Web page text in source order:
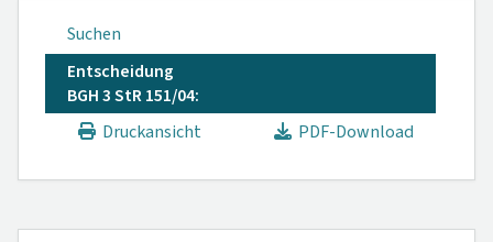
Suchen
Entscheidung
BGH 3 StR 151/04:
Druckansicht
PDF-Download